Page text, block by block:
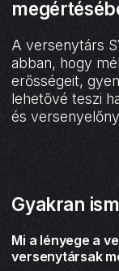
A versenytárs
abban, hogy
erősségeit,
lehetővé teszi
és
Gyakran
Mi a lényege a
versenytársak